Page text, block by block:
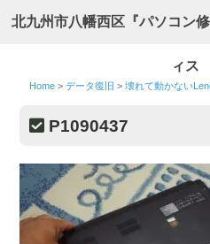
北九州市八幡西区『パソコン
ィス
Home >データ復旧 >壊れて動かない
P1090437